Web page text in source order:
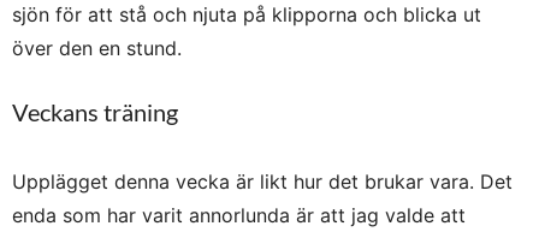
sjön för att stå och njuta på klipporna och blicka ut
över den en stund.
Veckans träning
Upplägget denna vecka är likt hur det brukar vara. Det
enda som har varit annorlunda är att jag valde att